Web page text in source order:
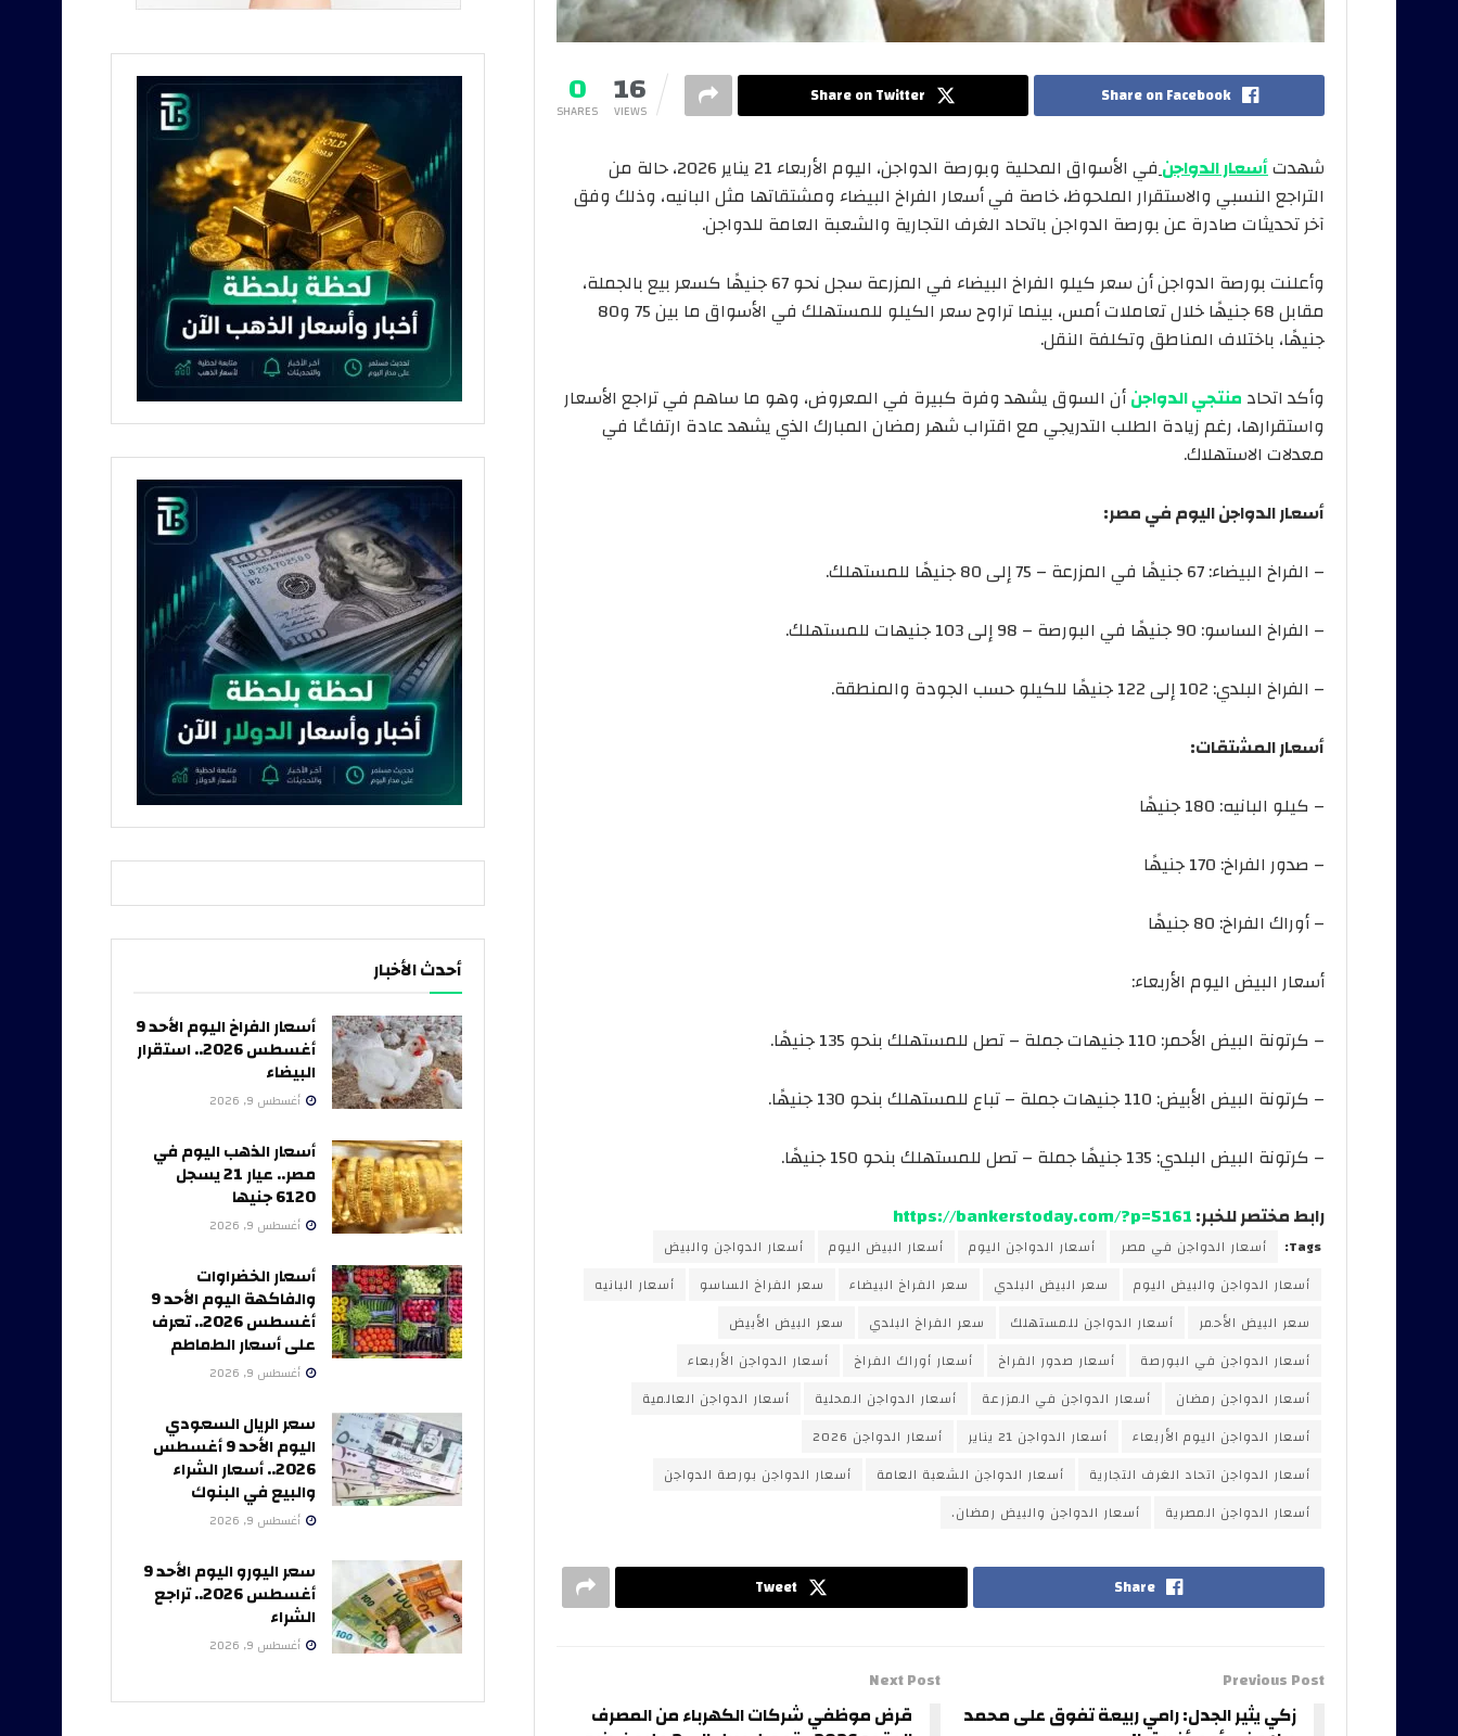
0
SHARES 16
VIEWS
Share on Facebook
Share on Twitter
شهدتأسعار الدواجن
في الأسواق المحلية وبورصة الدواجن، اليوم الأربعاء 21 يناير 2026، حالة من
التراجع النسبي والاستقرار الملحوظ، خاصة في أسعار الفراخ البيضاء ومشتقاتها مثل البانيه، وذلك وفق
آخر تحديثات صادرة عن بورصة الدواجن باتحاد الغرف التجارية والشعبة العامة للدواجن.
وأعلنت بورصة الدواجن أن سعر كيلو الفراخ البيضاء في المزرعة سجل نحو 67 جنيهًا كسعر بيع بالجملة،
مقابل 68 جنيهًا خلال تعاملات أمس، بينما تراوح سعر الكيلو للمستهلك في الأسواق ما بين 75 و80
جنيهًا، باختلاف المناطق وتكلفة النقل.
وأكد اتحاد منتجي الدواجنأن السوق يشهد وفرة كبيرة في المعروض، وهو ما ساهم في تراجع الأسعار
واستقرارها، رغم زيادة الطلب التدريجي مع اقتراب شهر رمضان المبارك الذي يشهد عادة ارتفاعًا في
معدلات الاستهلاك.
أسعار الدواجن اليوم في مصر:
– الفراخ البيضاء: 67 جنيهًا في المزرعة – 75 إلى 80 جنيهًا للمستهلك.
– الفراخ الساسو: 90 جنيهًا في البورصة – 98 إلى 103 جنيهات للمستهلك.
– الفراخ البلدي: 102 إلى 122 جنيهًا للكيلو حسب الجودة والمنطقة.
أسعار المشتقات:
– كيلو البانيه: 180 جنيهًا
– صدور الفراخ: 170 جنيهًا
– أوراك الفراخ: 80 جنيهًا
أسعار البيض اليوم الأربعاء:
– كرتونة البيض الأحمر: 110 جنيهات جملة – تصل للمستهلك بنحو 135 جنيهًا.
– كرتونة البيض الأبيض: 110 جنيهات جملة – تباع للمستهلك بنحو 130 جنيهًا.
– كرتونة البيض البلدي: 135 جنيهًا جملة – تصل للمستهلك بنحو 150 جنيهًا.
رابط مختصر للخبر:https://bankerstoday.com/?p=5161
Tags: أسعار الدواجن في مصر أسعار الدواجن اليوم أسعار البيض اليوم
أسعار الدواجن والبيض
أسعار الدواجن والبيض اليوم
سعر البيض البلدي سعر الفراخ البيضاء سعر الفراخ الساسو
أسعار البانيه
سعر البيض الأحمر
أسعار الدواجن للمستهلك سعر الفراخ البلدي
سعر البيض الأبيض
أسعار الدواجن في البورصة
أسعار صدور الفراخ أسعار أوراك الفراخ
أسعار الدواجن الأربعاء
أسعار الدواجن رمضان
أسعار الدواجن في المزرعة أسعار الدواجن المحلية
أسعار الدواجن العالمية
أسعار الدواجن اليوم الأربعاء
أسعار الدواجن 21 يناير
أسعار الدواجن 2026
أسعار الدواجن اتحاد الغرف التجارية
أسعار الدواجن الشعبة العامة
أسعار الدواجن بورصة الدواجن
أسعار الدواجن المصرية
أسعار الدواجن والبيض رمضان.
Share
Tweet
Previous Post
زكي يثير الجدل: رامي ربيعة تفوق على محمد
Next Post
قرض موظفي شركات الكهرباء من المصرف
أحدث الأخبار
أسعار الفراخ اليوم الأحد 9
أغسطس 2026.. استقرار
البيضاء
أغسطس 9, 2026
أسعار الذهب اليوم في
مصر.. عيار 21 يسجل
6120 جنيها
أغسطس 9, 2026
أسعار الخضراوات
والفاكهة اليوم الأحد 9
أغسطس 2026.. تعرف
على أسعار الطماطم
أغسطس 9, 2026
سعر الريال السعودي
اليوم الأحد 9 أغسطس
2026.. أسعار الشراء
والبيع في البنوك
أغسطس 9, 2026
سعر اليورو اليوم الأحد 9
أغسطس 2026.. تراجع
الشراء
أغسطس 9, 2026